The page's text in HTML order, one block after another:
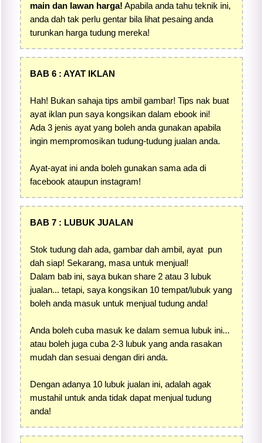
main dan lawan harga! Apabila anda tahu teknik ini,
anda dah tak perlu gentar bila lihat pesaing anda
turunkan harga tudung mereka!
BAB 6 : AYAT IKLAN
Hah! Bukan sahaja tips ambil gambar! Tips nak buat
ayat iklan pun saya kongsikan dalam ebook ini!
Ada 3 jenis ayat yang boleh anda gunakan apabila
ingin mempromosikan tudung-tudung jualan anda.
Ayat-ayat ini anda boleh gunakan sama ada di
facebook ataupun instagram!
BAB 7 : LUBUK JUALAN
Stok tudung dah ada, gambar dah ambil, ayat pun
dah siap! Sekarang, masa untuk menjual!
Dalam bab ini, saya bukan share 2 atau 3 lubuk
jualan... tetapi, saya kongsikan 10 tempat/lubuk yang
boleh anda masuk untuk menjual tudung anda!
Anda boleh cuba masuk ke dalam semua lubuk ini...
atau boleh juga cuba 2-3 lubuk yang anda rasakan
mudah dan sesuai dengan diri anda.
Dengan adanya 10 lubuk jualan ini, adalah agak
mustahil untuk anda tidak dapat menjual tudung
anda!